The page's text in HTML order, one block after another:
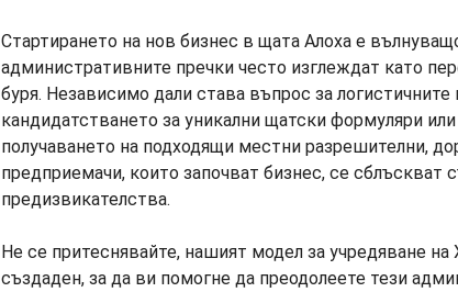
Стартирането на нов бизнес в щата Алоха е
административните пречки често изглеждат като
буря. Независимо дали става въпрос за
кандидатстването за уникални щатски формуляри
получаването на подходящи местни разрешителни,
предприемачи, които започват бизнес, се сблъскват
предизвикателства.
Не се притеснявайте, нашият модел за учредяване
създаден, за да ви помогне да преодолеете тези